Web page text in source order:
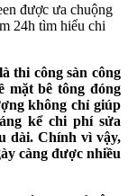
được ưa chuộng
24h tìm hiểu chi
thi công sàn công
mặt bê tông đóng
không chỉ giúp
kể chi phí sửa
dài. Chính vì vậy,
càng được nhiều